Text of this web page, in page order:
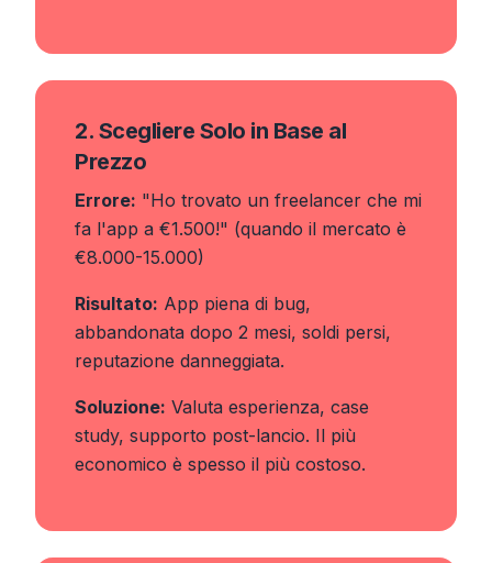
2. Scegliere Solo in Base al
Prezzo
Errore: "Ho trovato un freelancer che mi
fa l'app a €1.500!" (quando il mercato è
€8.000-15.000)
Risultato: App piena di bug,
abbandonata dopo 2 mesi, soldi persi,
reputazione danneggiata.
Soluzione: Valuta esperienza, case
study, supporto post-lancio. Il più
economico è spesso il più costoso.